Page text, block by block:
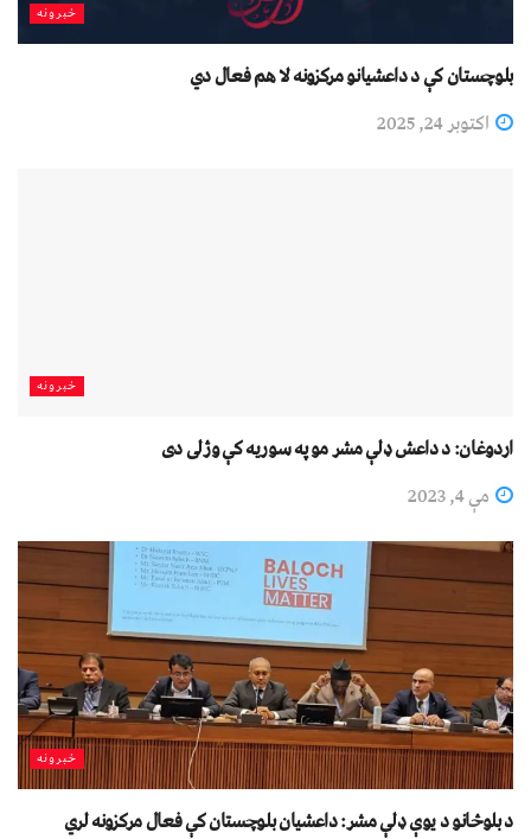
خبرونه
بلوچستان کې د داعشیانو مرکزونه لا هم فعال دي
اکتوبر 24, 2025
خبرونه
اردوغان: د داعش ډلې مشر مو په سوریه کې وژلى دى
مې 4, 2023
خبرونه
د بلوڅانو د یوې ډلې مشر: داعشيان بلوچستان کې فعال مرکزونه لري